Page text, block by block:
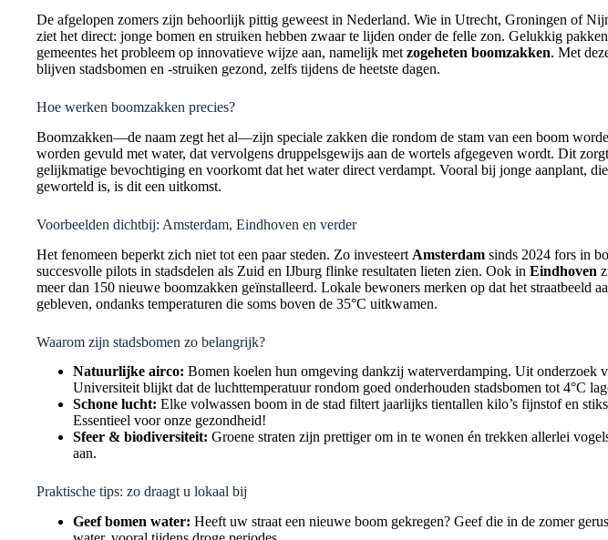
De afgelopen zomers zijn behoorlijk pittig geweest in Nederland. Wie in Utrecht, Groningen of
ziet het direct: jonge bomen en struiken hebben zwaar te lijden onder de felle zon. Gelukkig pakken
gemeentes het probleem op innovatieve wijze aan, namelijk met zogeheten boomzakken. Met
blijven stadsbomen en -struiken gezond, zelfs tijdens de heetste dagen.
Hoe werken boomzakken precies?
Boomzakken—de naam zegt het al—zijn speciale zakken die rondom de stam van een boom
worden gevuld met water, dat vervolgens druppelsgewijs aan de wortels afgegeven wordt. Dit
gelijkmatige bevochtiging en voorkomt dat het water direct verdampt. Vooral bij jonge aanplant,
geworteld is, is dit een uitkomst.
Voorbeelden dichtbij: Amsterdam, Eindhoven en verder
Het fenomeen beperkt zich niet tot een paar steden. Zo investeert Amsterdam sinds 2024 fors in
succesvolle pilots in stadsdelen als Zuid en IJburg flinke resultaten lieten zien. Ook in Eindhoven
meer dan 150 nieuwe boomzakken geïnstalleerd. Lokale bewoners merken op dat het straatbeeld
gebleven, ondanks temperaturen die soms boven de 35°C uitkwamen.
Waarom zijn stadsbomen zo belangrijk?
Natuurlijke airco: Bomen koelen hun omgeving dankzij waterverdamping. Uit onderzoek
Universiteit blijkt dat de luchttemperatuur rondom goed onderhouden stadsbomen tot 4°C
Schone lucht: Elke volwassen boom in de stad filtert jaarlijks tientallen kilo’s fijnstof en
Essentieel voor onze gezondheid!
Sfeer & biodiversiteit: Groene straten zijn prettiger om in te wonen én trekken allerlei
aan.
Praktische tips: zo draagt u lokaal bij
Geef bomen water: Heeft uw straat een nieuwe boom gekregen? Geef die in de zomer